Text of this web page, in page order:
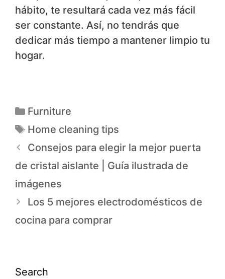
hábito, te resultará cada vez más fácil
ser constante. Así, no tendrás que
dedicar más tiempo a mantener limpio tu
hogar.
Furniture
Home cleaning tips
Consejos para elegir la mejor puerta
de cristal aislante | Guía ilustrada de
imágenes
Los 5 mejores electrodomésticos de
cocina para comprar
Search